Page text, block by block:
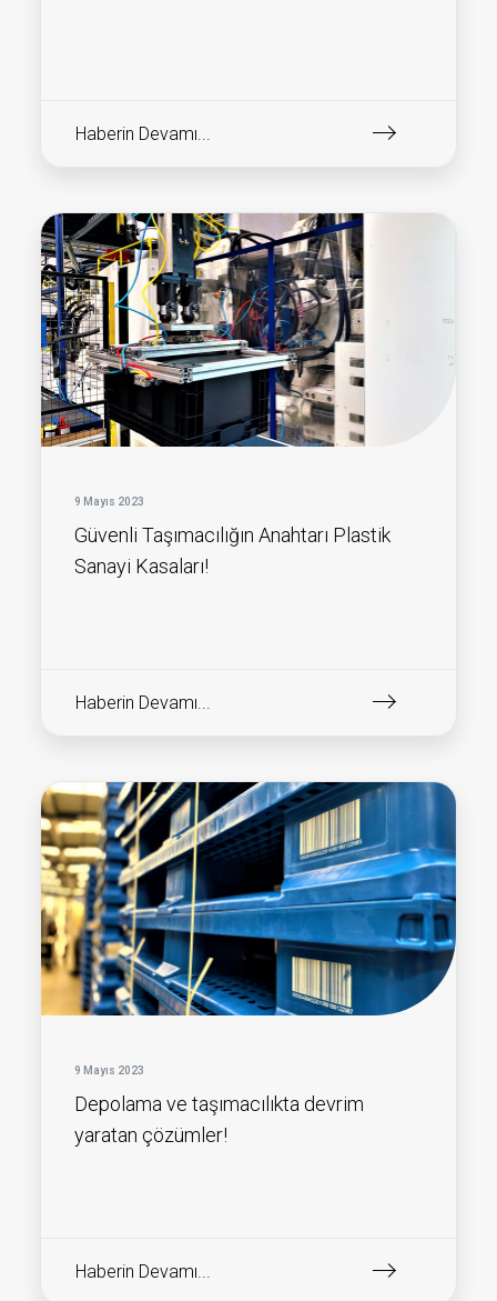
Haberin Devamı...
9 Mayıs 2023
Güvenli Taşımacılığın Anahtarı Plastik
Sanayi Kasaları!
Haberin Devamı...
9 Mayıs 2023
Depolama ve taşımacılıkta devrim
yaratan çözümler!
Haberin Devamı...